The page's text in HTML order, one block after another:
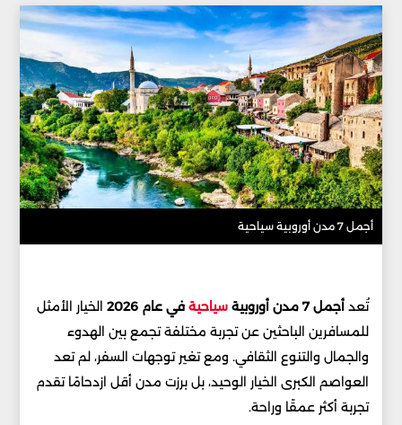
أجمل 7 مدن أوروبية سياحية
تُعدأجمل 7 مدن أوروبية سياحيةفي عام 2026
الخيار الأمثل
للمسافرين الباحثين عن تجربة مختلفة تجمع بين الهدوء
والجمال والتنوع الثقافي. ومع تغير توجهات السفر، لم تعد
العواصم الكبرى الخيار الوحيد، بل برزت مدن أقل ازدحامًا تقدم
تجربة أكثر عمقًا وراحة.